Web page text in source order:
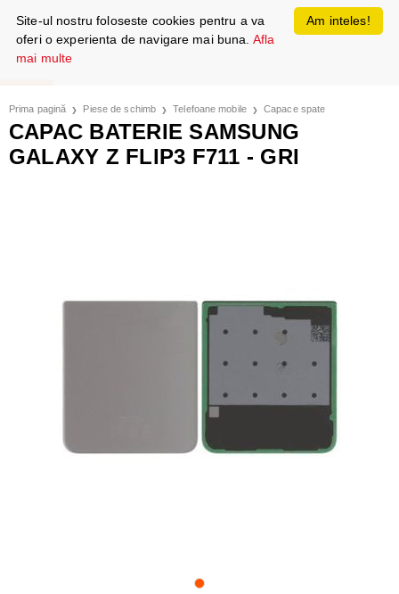
Prima pagină Piese de schimb Telefoane mobile Capace spate
CAPAC BATERIE SAMSUNG
GALAXY Z FLIP3 F711 - GRI
Am inteles!
Site-ul nostru foloseste cookies pentru a va
oferi o experienta de navigare mai buna. Afla
mai multe